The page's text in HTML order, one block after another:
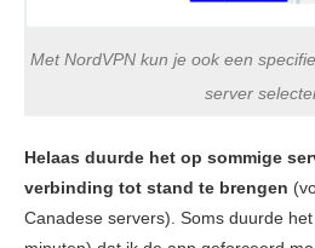
Met NordVPN kun je ook een
server
Helaas duurde het op sommige
verbinding tot stand te brengen
Canadese servers). Soms duurde